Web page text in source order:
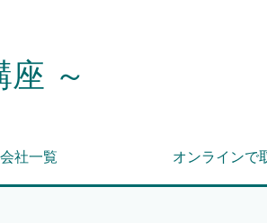
～
社一覧 オンラインで